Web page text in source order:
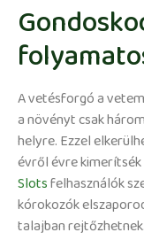
A vetésforgó a
a növényt csak
helyre. Ezzel
évről évre
Slotsfelhasználók
kórokozók
talajban rejtőzhetnek.